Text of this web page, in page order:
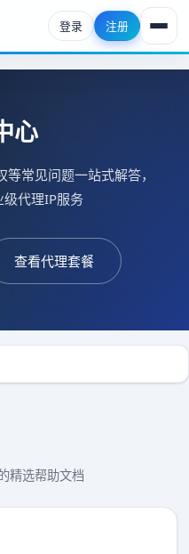
登录 注册
心
常见问题一站式解答，
代理IP服务
查看代理套餐
精选帮助文档